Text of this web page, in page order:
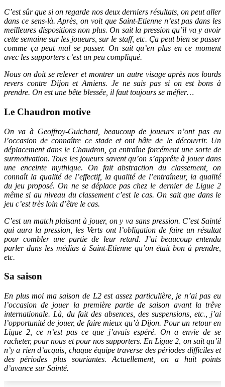
C’est sûr que si on regarde nos deux derniers résultats, on peut aller
dans ce sens-là. Après, on voit que Saint-Etienne n’est pas dans les
meilleures dispositions non plus. On sait la pression qu’il va y avoir
cette semaine sur les joueurs, sur le staff, etc. Ça peut bien se passer
comme ça peut mal se passer. On sait qu’en plus en ce moment
avec les supporters c’est un peu compliqué.
Nous on doit se relever et montrer un autre visage après nos lourds
revers contre Dijon et Amiens. Je ne sais pas si on est bons à
prendre. On est une bête blessée, il faut toujours se méfier…
Le Chaudron motive
On va à Geoffroy-Guichard, beaucoup de joueurs n’ont pas eu
l’occasion de connaître ce stade et ont hâte de le découvrir. Un
déplacement dans le Chaudron, ça entraîne forcément une sorte de
surmotivation. Tous les joueurs savent qu’on s’apprête à jouer dans
une enceinte mythique. On fait abstraction du classement, on
connaît la qualité de l’effectif, la qualité de l’entraîneur, la qualité
du jeu proposé. On ne se déplace pas chez le dernier de Ligue 2
même si au niveau du classement c’est le cas. On sait que dans le
jeu c’est très loin d’être le cas.
C’est un match plaisant à jouer, on y va sans pression. C’est Sainté
qui aura la pression, les Verts ont l’obligation de faire un résultat
pour combler une partie de leur retard. J’ai beaucoup entendu
parler dans les médias à Saint-Etienne qu’on était bon à prendre,
etc.
Sa saison
En plus moi ma saison de L2 est assez particulière, je n’ai pas eu
l’occasion de jouer la première partie de saison avant la trêve
internationale. Là, du fait des absences, des suspensions, etc., j’ai
l’opportunité de jouer, de faire mieux qu’à Dijon. Pour un retour en
Ligue 2, ce n’est pas ce que j’avais espéré. On a envie de se
racheter, pour nous et pour nos supporters. En Ligue 2, on sait qu’il
n’y a rien d’acquis, chaque équipe traverse des périodes difficiles et
des périodes plus souriantes. Actuellement, on a huit points
d’avance sur Sainté.